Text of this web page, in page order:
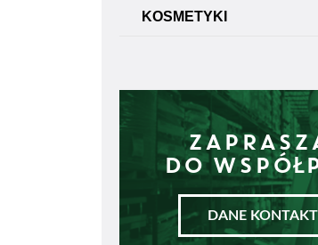
KOSMETYKI
DO
DANE